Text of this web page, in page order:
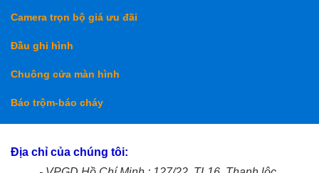
Camera trọn bộ giá ưu đãi
Đầu ghi hình
Chuông cửa màn hình
Báo trộm-báo cháy
Địa chỉ của chúng tôi: